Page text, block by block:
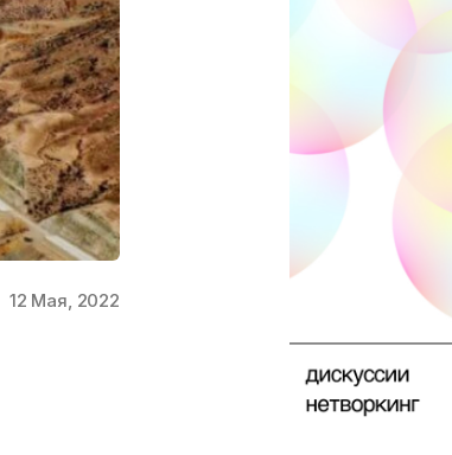
12 Мая, 2022